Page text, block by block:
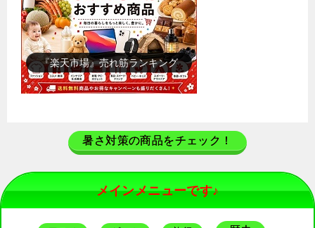
『楽天市場』売れ筋ランキング
暑さ対策の商品をチェック！
メインメニューです♪